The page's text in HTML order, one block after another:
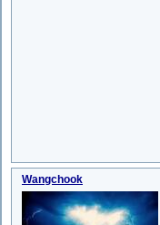
Wangchook